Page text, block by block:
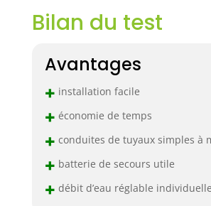
flexibles : le
sont
coupez
votre
Bilan du test
Avantages
+ installation facile
+ économie de temps
+ conduites de tuyaux simples à
+ batterie de secours utile
+ débit d’eau réglable